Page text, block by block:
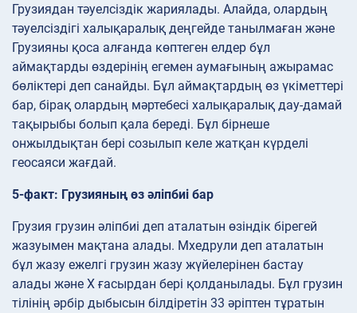
Грузиядан тәуелсіздік жариялады. Алайда, олардың
тәуелсіздігі халықаралық деңгейде танылмаған және
Грузияны қоса алғанда көптеген елдер бұл
аймақтарды өздерінің егемен аумағының ажырамас
бөліктері деп санайды. Бұл аймақтардың өз үкіметтері
бар, бірақ олардың мәртебесі халықаралық дау-дамай
тақырыбы болып қала береді. Бұл бірнеше
онжылдықтан бері созылып келе жатқан күрделі
геосаяси жағдай.
5-факт: Грузияның өз әліпбиі бар
Грузия грузин әліпбиі деп аталатын өзіндік бірегей
жазуымен мақтана алады. Мхедрули деп аталатын
бұл жазу ежелгі грузин жазу жүйелерінен бастау
алады және X ғасырдан бері қолданылады. Бұл грузин
тілінің әрбір дыбысын білдіретін 33 әріптен тұратын